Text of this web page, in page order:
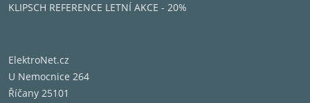
KLIPSCH REFERENCE LETNÍ AKCE - 20%
ElektroNet.cz
U Nemocnice 264
Říčany 25101